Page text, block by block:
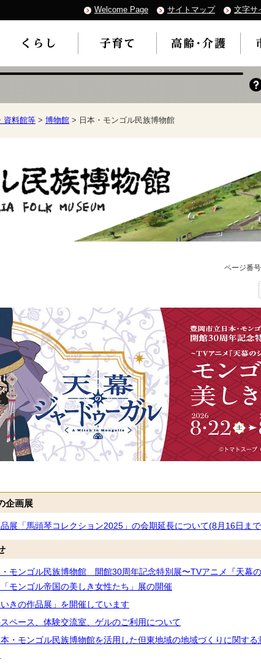
Welcome Page サイトマップ 文字サ
資料館等 > 博物館 > 日本・モンゴル民族博物館
ページ番
企画展
展「馬頭琴コレクション2025」の会期延長について(8月16日まで
・モンゴル民族博物館 開館30周年記念特別展〜TVアニメ『天幕
「モンゴル帝国の美しき女性たち」展の開催
いきの作品展」を開催しています
ペース、体験交流室、ゲルのご利用について
本・モンゴル民族博物館を活用した但東地域の地域づくりに関す